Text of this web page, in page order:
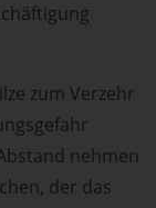
zum Verzehr
nehmen
der das